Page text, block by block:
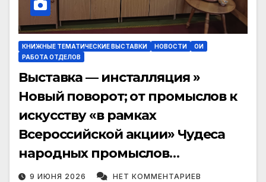
КНИЖНЫЕ ТЕМАТИЧЕСКИЕ ВЫСТАВКИ НОВОСТИ
ОИ
РАБОТА ОТДЕЛОВ
Выставка — инсталляция »
Новый поворот; от промыслов к
искусству «в рамках
Всероссийской акции» Чудеса
народных промыслов
России.Олимпиада»
9 ИЮНЯ 2026 НЕТ КОММЕНТАРИЕВ